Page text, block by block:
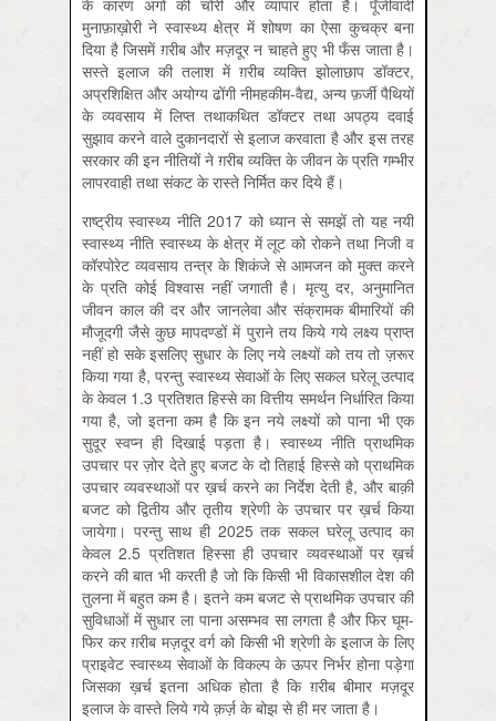
के कारण अंगों की चोरी और व्यापार होता है। पूँजीवादी
मुनाफ़ाख़ोरी ने स्वास्थ्य क्षेत्र में शोषण का ऐसा कुचक्र बना
दिया है जिसमें ग़रीब और मज़दूर न चाहते हुए भी फँस जाता है।
सस्ते इलाज की तलाश में ग़रीब व्यक्ति झोलाछाप डॉक्टर,
अप्रशिक्षित और अयोग्य ढोंगी नीमहकीम-वैद्य, अन्य फ़र्जी पैथियों
के व्यवसाय में लिप्त तथाकथित डॉक्टर तथा अपठ्य दवाई
सुझाव करने वाले दुकानदारों से इलाज करवाता है और इस तरह
सरकार की इन नीतियों ने ग़रीब व्यक्ति के जीवन के प्रति गम्भीर
लापरवाही तथा संकट के रास्ते निर्मित कर दिये हैं।
राष्ट्रीय स्वास्थ्य नीति 2017 को ध्यान से समझें तो यह नयी
स्वास्थ्य नीति स्वास्थ्य के क्षेत्र में लूट को रोकने तथा निजी व
कॉरपोरेट व्यवसाय तन्त्र के शिकंजे से आमजन को मुक्त करने
के प्रति कोई विश्वास नहीं जगाती है। मृत्यु दर, अनुमानित
जीवन काल की दर और जानलेवा और संक्रामक बीमारियों की
मौजूदगी जैसे कुछ मापदण्डों में पुराने तय किये गये लक्ष्य प्राप्त
नहीं हो सके इसलिए सुधार के लिए नये लक्ष्यों को तय तो ज़रूर
किया गया है, परन्तु स्वास्थ्य सेवाओं के लिए सकल घरेलू उत्पाद
के केवल 1.3 प्रतिशत हिस्से का वित्तीय समर्थन निर्धारित किया
गया है, जो इतना कम है कि इन नये लक्ष्यों को पाना भी एक
सुदूर स्वप्न ही दिखाई पड़ता है। स्वास्थ्य नीति प्राथमिक
उपचार पर ज़ोर देते हुए बजट के दो तिहाई हिस्से को प्राथमिक
उपचार व्यवस्थाओं पर ख़र्च करने का निर्देश देती है, और बाक़ी
बजट को द्वितीय और तृतीय श्रेणी के उपचार पर ख़र्च किया
जायेगा। परन्तु साथ ही 2025 तक सकल घरेलू उत्पाद का
केवल 2.5 प्रतिशत हिस्सा ही उपचार व्यवस्थाओं पर ख़र्च
करने की बात भी करती है जो कि किसी भी विकासशील देश की
तुलना में बहुत कम है। इतने कम बजट से प्राथमिक उपचार की
सुविधाओं में सुधार ला पाना असम्भव सा लगता है और फिर घूम-
फिर कर ग़रीब मज़दूर वर्ग को किसी भी श्रेणी के इलाज के लिए
प्राइवेट स्वास्थ्य सेवाओं के विकल्प के ऊपर निर्भर होना पड़ेगा
जिसका ख़र्च इतना अधिक होता है कि ग़रीब बीमार मज़दूर
इलाज के वास्ते लिये गये क़र्ज़ के बोझ से ही मर जाता है।